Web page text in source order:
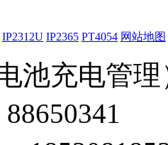
IP2312U IP2365 PT4054 网站地图
池充电管理